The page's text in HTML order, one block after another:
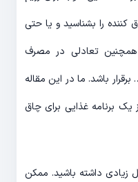
کننده را بشناسید و یا حتی
تعادلی در مصرف
باشد. ما در این مقاله
برنامه غذایی برای چاق
داشته باشید. ممکن